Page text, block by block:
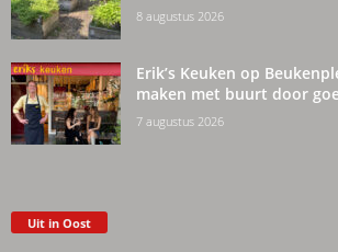
8 augustus 2026
Erik’s Keuken op
maken met buurt door
7 augustus 2026
Uit in Oost